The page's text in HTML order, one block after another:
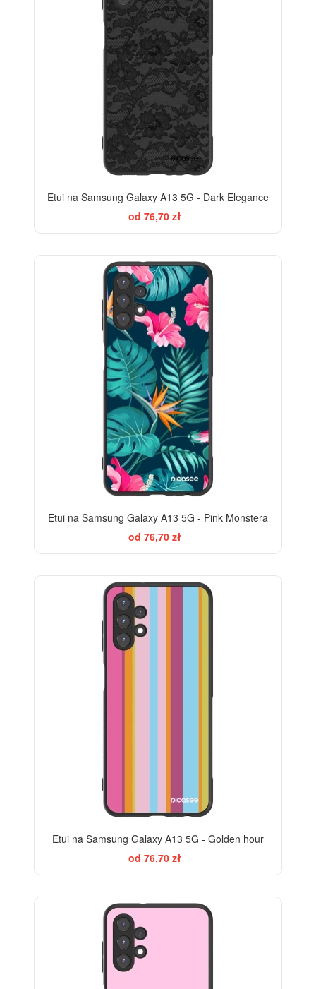
Etui na Samsung Galaxy A13 5G - Dark Elegance
od 76,70 zł
Etui na Samsung Galaxy A13 5G - Pink Monstera
od 76,70 zł
Etui na Samsung Galaxy A13 5G - Golden hour
od 76,70 zł